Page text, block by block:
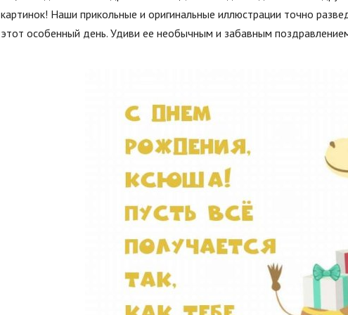
картинок! Наши прикольные и оригинальные иллюстрации точно
этот особенный день. Удиви ее необычным и забавным